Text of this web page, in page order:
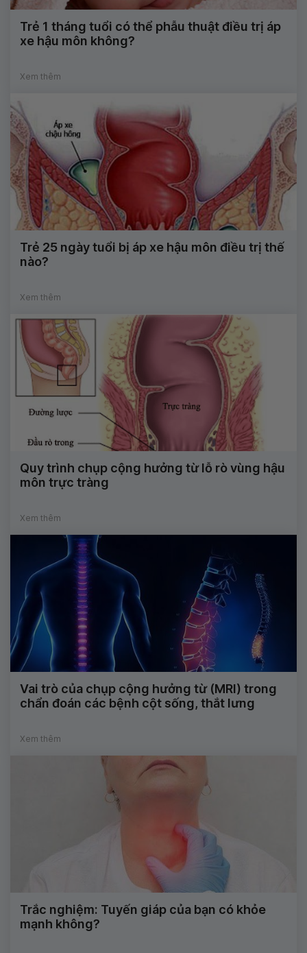
Trẻ 1 tháng tuổi có thể phẫu thuật điều trị áp
xe hậu môn không?
Xem thêm
Trẻ 25 ngày tuổi bị áp xe hậu môn điều trị thế
nào?
Xem thêm
Quy trình chụp cộng hưởng từ lỗ rò vùng hậu
môn trực tràng
Xem thêm
Vai trò của chụp cộng hưởng từ (MRI) trong
chẩn đoán các bệnh cột sống, thắt lưng
Xem thêm
Trắc nghiệm: Tuyến giáp của bạn có khỏe
mạnh không?